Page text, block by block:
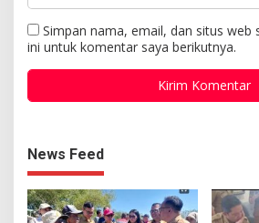
Simpan nama, email, dan situs web
ini untuk komentar saya berikutnya.
News Feed